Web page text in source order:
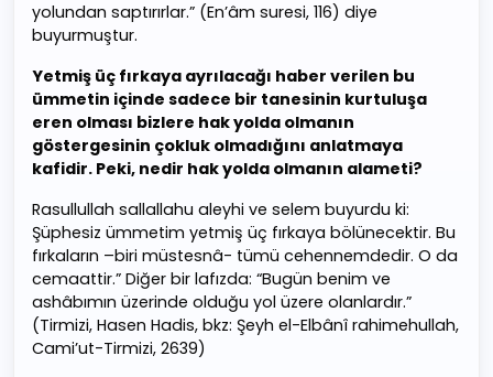
yolundan saptırırlar.” (En’âm suresi, 116) diye
buyurmuştur.
Yetmiş üç fırkaya ayrılacağı haber verilen bu
ümmetin içinde sadece bir tanesinin kurtuluşa
eren olması bizlere hak yolda olmanın
göstergesinin çokluk olmadığını anlatmaya
kafidir. Peki, nedir hak yolda olmanın alameti?
Rasullullah sallallahu aleyhi ve selem buyurdu ki:
Şüphesiz ümmetim yetmiş üç fırkaya bölünecektir. Bu
fırkaların –biri müstesnâ- tümü cehennemdedir. O da
cemaattir.” Diğer bir lafızda: “Bugün benim ve
ashâbımın üzerinde olduğu yol üzere olanlardır.”
(Tirmizi, Hasen Hadis, bkz: Şeyh el-Elbânî rahimehullah,
Cami’ut-Tirmizi, 2639)